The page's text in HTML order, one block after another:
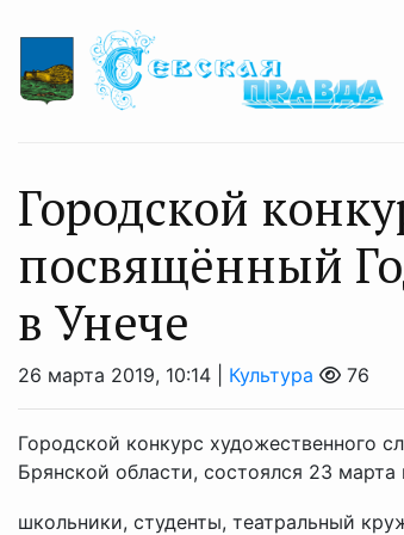
Городской
посвящённый
в Унече
26 марта 2019, 10:14 | Культура 76
Городской конкурс художественного
Брянской области, состоялся 23
школьники, студенты, театральный